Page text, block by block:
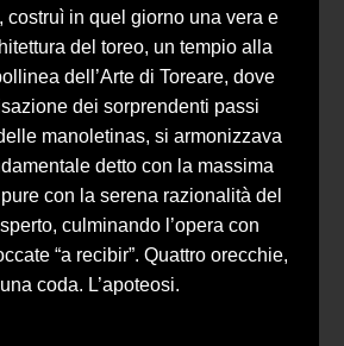
costruì in quel giorno una vera e
del toreo, un tempio alla
dell’Arte di Toreare, dove
dei sorprendenti passi
manoletinas, si armonizzava
detto con la massima
con la serena razionalità del
culminando l’opera con
“a recibir”. Quattro orecchie,
una coda. L’apoteosi.